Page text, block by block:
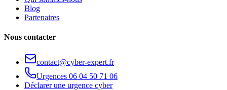
Blog
Partenaires
Nous contacter
contact@cyber-expert.fr
Urgences 06 04 50 71 06
Déclarer une urgence cyber